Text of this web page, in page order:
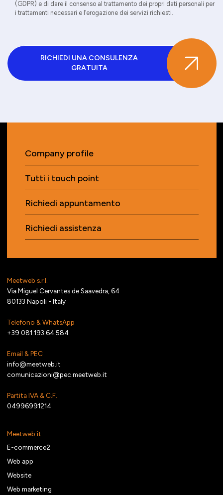
(GDPR) e di dare il consenso al trattamento dei propri dati personali per
i trattamenti necessari e l’erogazione dei servizi richiesti.
RICHIEDI UNA CONSULENZA
GRATUITA
Meetweb s.r.l.
Via Miguel Cervantes de Saavedra, 64
80133 Napoli - Italy
Telefono & WhatsApp
+39 081.193.64.584
Email & PEC
info@meetweb.it
comunicazioni@pec.meetweb.it
Partita IVA & C.F.
04996991214
Meetweb.it
E-commerce2
Web app
Website
Web marketing
Company profile
Tutti i touch point
Richiedi appuntamento
Richiedi assistenza